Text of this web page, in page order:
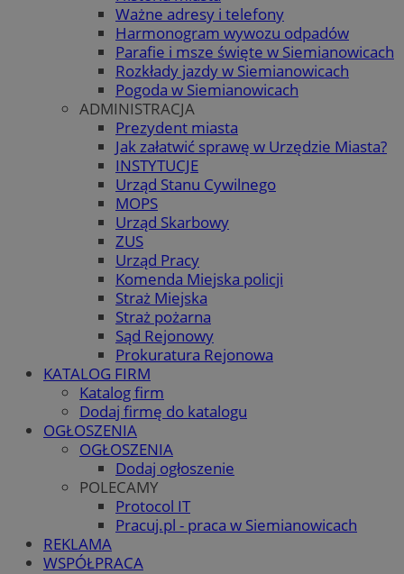
Ważne adresy i telefony
Harmonogram wywozu odpadów
Parafie i msze święte w Siemianowicach
Rozkłady jazdy w Siemianowicach
Pogoda w Siemianowicach
ADMINISTRACJA
Prezydent miasta
Jak załatwić sprawę w Urzędzie Miasta?
INSTYTUCJE
Urząd Stanu Cywilnego
MOPS
Urząd Skarbowy
ZUS
Urząd Pracy
Komenda Miejska policji
Straż Miejska
Straż pożarna
Sąd Rejonowy
Prokuratura Rejonowa
KATALOG FIRM
Katalog firm
Dodaj firmę do katalogu
OGŁOSZENIA
OGŁOSZENIA
Dodaj ogłoszenie
POLECAMY
Protocol IT
Pracuj.pl - praca w Siemianowicach
REKLAMA
WSPÓŁPRACA